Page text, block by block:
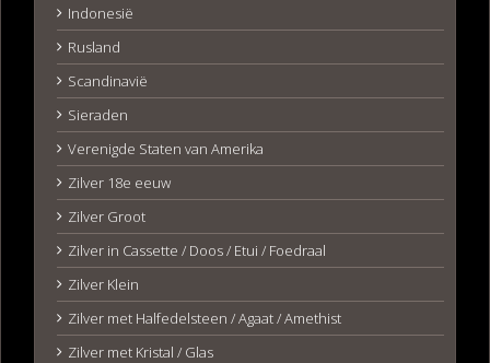
Indonesië
Rusland
Scandinavië
Sieraden
Verenigde Staten van Amerika
Zilver 18e eeuw
Zilver Groot
Zilver in Cassette / Doos / Etui / Foedraal
Zilver Klein
Zilver met Halfedelsteen / Agaat / Amethist
Zilver met Kristal / Glas